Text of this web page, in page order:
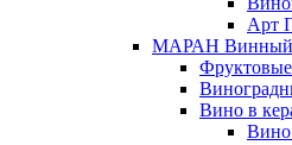
Арт
МАРАН
Вино в
Вино